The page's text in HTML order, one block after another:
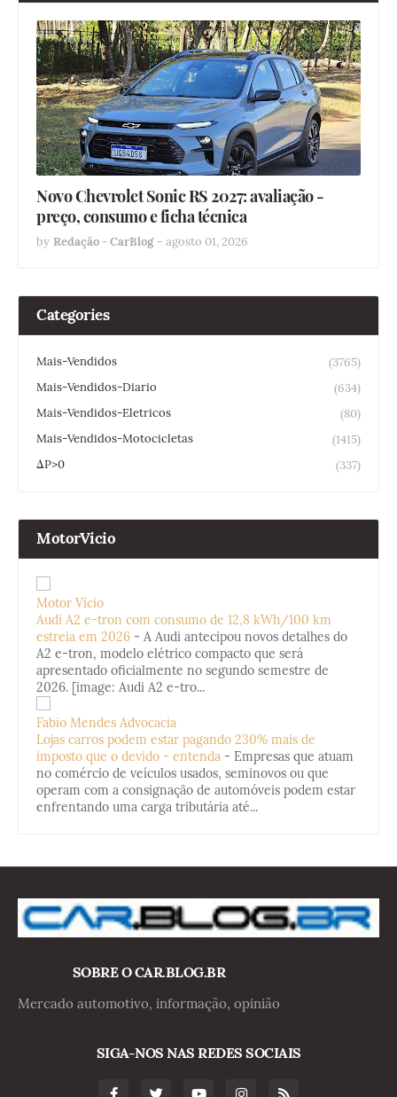
Novo Chevrolet Sonic RS 2027: avaliação -
preço, consumo e ficha técnica
by Redação - CarBlog - agosto 01, 2026
Categories
Mais-Vendidos
(3765)
Mais-Vendidos-Diario
(634)
Mais-Vendidos-Eletricos
(80)
Mais-Vendidos-Motocicletas
(1415)
ΔP>0
(337)
MotorVicio
Motor Vício
Audi A2 e-tron com consumo de 12,8 kWh/100 km
estreia em 2026 - A Audi antecipou novos detalhes do
A2 e-tron, modelo elétrico compacto que será
apresentado oficialmente no segundo semestre de
2026. [image: Audi A2 e-tro...
Fabio Mendes Advocacia
Lojas carros podem estar pagando 230% mais de
imposto que o devido - entenda - Empresas que atuam
no comércio de veículos usados, seminovos ou que
operam com a consignação de automóveis podem estar
enfrentando uma carga tributária até...
SOBRE O CAR.BLOG.BR
Mercado automotivo, informação, opinião
SIGA-NOS NAS REDES SOCIAIS